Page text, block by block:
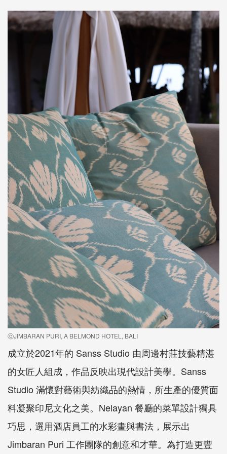
ⓒJIMBARAN PURI, A BELMOND HOTEL, BALI
成立於2021年的 Sanss Studio 由周邊村莊技藝精湛
的女匠人組成，作品反映出現代設計美學。Sanss
Studio 滿懷對藝術與紡織品的熱情，所生產的優質面
料凝聚印尼文化之美。Nelayan 餐廳的菜單設計獨具
巧思，選用酒店員工的水彩畫與書法，展示出
Jimbaran Puri 工作團隊的創意和才華。為打造更豐